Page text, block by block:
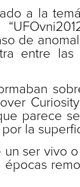
a la
de
entre las
parece
la
ser vivo